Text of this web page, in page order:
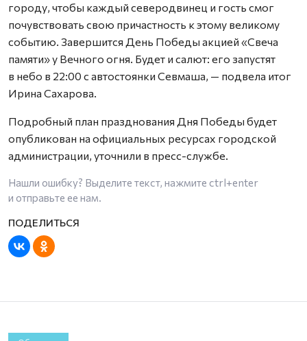
городу, чтобы каждый северодвинец и гость смог
почувствовать свою причастность к этому великому
событию. Завершится День Победы акцией «Свеча
памяти» у Вечного огня. Будет и салют: его запустят
в небо в 22:00 с автостоянки Севмаша, — подвела итог
Ирина Сахарова.
Подробный план празднования Дня Победы будет
опубликован на официальных ресурсах городской
администрации, уточнили в пресс-службе.
Нашли ошибку? Выделите текст, нажмите ctrl+enter
и отправьте ее нам.